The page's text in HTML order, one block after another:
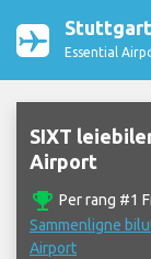
Essential
SIXT
Airport
emoji_events Per rang #1
Sammenligne
Airport